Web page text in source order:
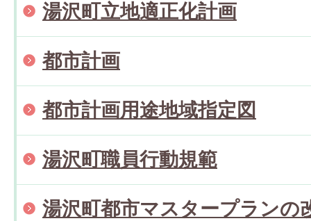
湯沢町立地適正化計画
都市計画
都市計画用途地域指定図
湯沢町職員行動規範
湯沢町都市マスタープランの